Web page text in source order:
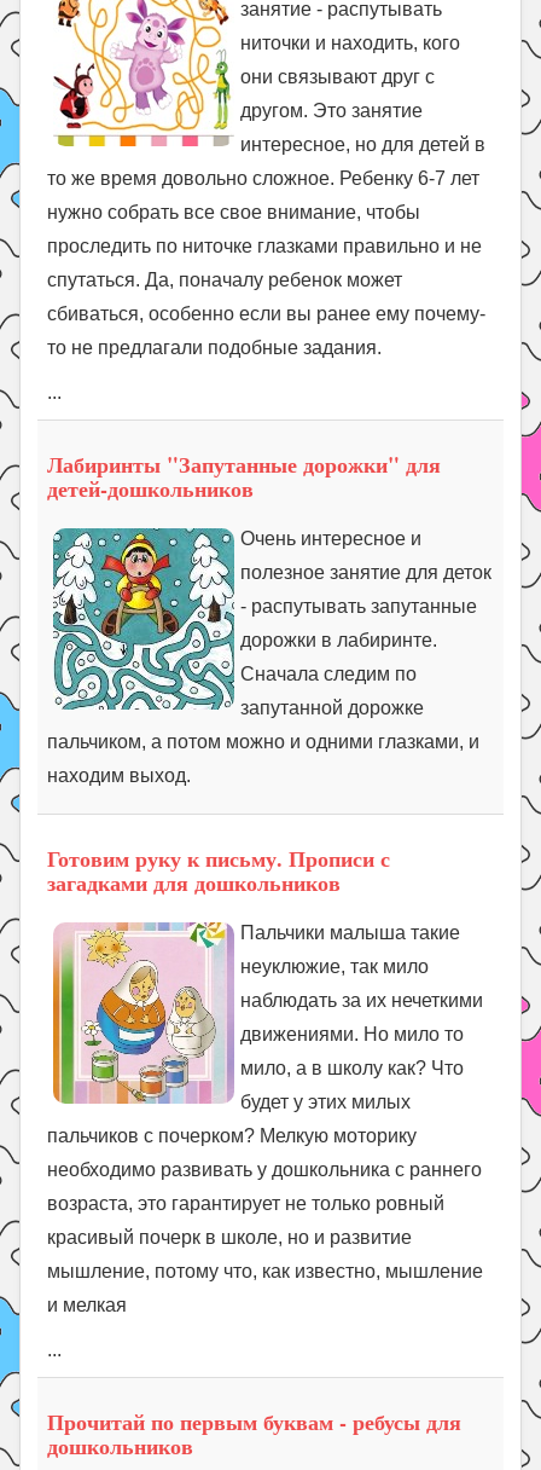
занятие - распутывать
ниточки и находить, кого
они связывают друг с
другом. Это занятие
интересное, но для детей в
то же время довольно сложное. Ребенку 6-7 лет
нужно собрать все свое внимание, чтобы
проследить по ниточке глазками правильно и не
спутаться. Да, поначалу ребенок может
сбиваться, особенно если вы ранее ему почему-
то не предлагали подобные задания.
...
Лабиринты "Запутанные дорожки" для
детей-дошкольников
Очень интересное и
полезное занятие для деток
- распутывать запутанные
дорожки в лабиринте.
Сначала следим по
запутанной дорожке
пальчиком, а потом можно и одними глазками, и
находим выход.
Готовим руку к письму. Прописи с
загадками для дошкольников
Пальчики малыша такие
неуклюжие, так мило
наблюдать за их нечеткими
движениями. Но мило то
мило, а в школу как? Что
будет у этих милых
пальчиков с почерком? Мелкую моторику
необходимо развивать у дошкольника с раннего
возраста, это гарантирует не только ровный
красивый почерк в школе, но и развитие
мышление, потому что, как известно, мышление
и мелкая
...
Прочитай по первым буквам - ребусы для
дошкольников